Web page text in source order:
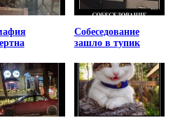
Собеседование
зашло в тупик